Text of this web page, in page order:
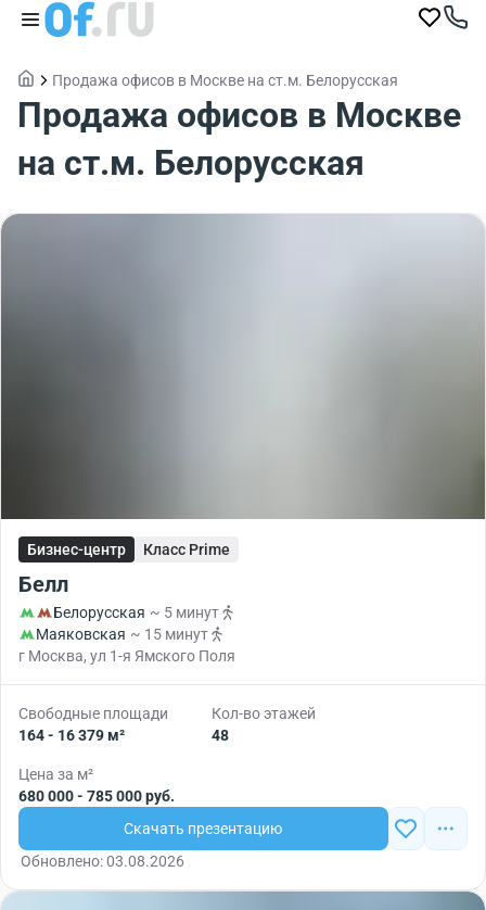
Продажа офисов в Москве на ст.м. Белорусская
Продажа офисов в Москве
на ст.м. Белорусская
Бизнес-центр Класс Prime
Белл
Белорусская ~ 5 минут
Маяковская ~ 15 минут
г Москва, ул 1-я Ямского Поля
Свободные площади
164 - 16 379 м²
Кол-во этажей
48
Цена за м²
680 000 - 785 000 руб.
Скачать презентацию
Обновлено: 03.08.2026